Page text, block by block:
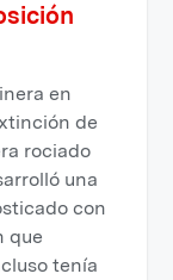
en
de
rociado
una
con
que
tenía